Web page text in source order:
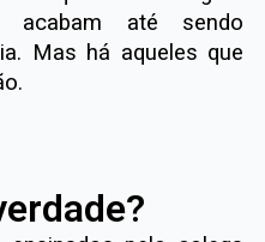
acabam até sendo
Mas há aqueles que